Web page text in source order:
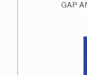
GAP